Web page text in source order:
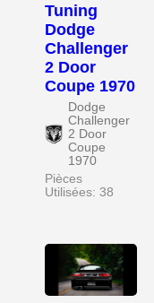
Tuning
Dodge
Challenger
2 Door
Coupe 1970
Dodge
Challenger
2 Door
Coupe
1970
Pièces
Utilisées: 38